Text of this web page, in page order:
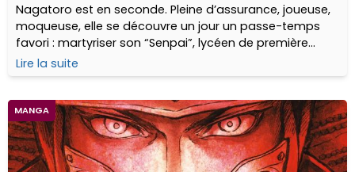
Nagatoro est en seconde. Pleine d’assurance, joueuse,
moqueuse, elle se découvre un jour un passe-temps
favori : martyriser son “Senpai”, lycéen de première
timide et mal dans sa peau. Nagatoro taquine, agace,
aguiche, va parfois trop loin...
Lire la suite
MANGA